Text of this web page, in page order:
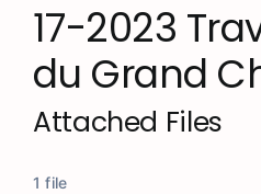
17-2023
du Grand
Attached Files
1 file